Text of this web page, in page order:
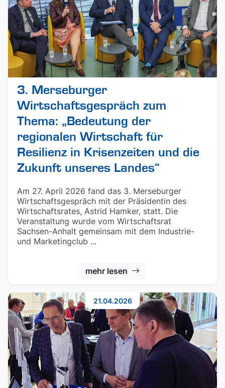
3. Merseburger
Wirtschaftsgespräch zum
Thema: „Bedeutung der
regionalen Wirtschaft für
Resilienz in Krisenzeiten und die
Zukunft unseres Landes“
Am 27. April 2026 fand das 3. Merseburger
Wirtschaftsgespräch mit der Präsidentin des
Wirtschaftsrates, Astrid Hamker, statt. Die
Veranstaltung wurde vom Wirtschaftsrat
Sachsen-Anhalt gemeinsam mit dem Industrie-
und Marketingclub ...
mehr lesen
21.04.2026